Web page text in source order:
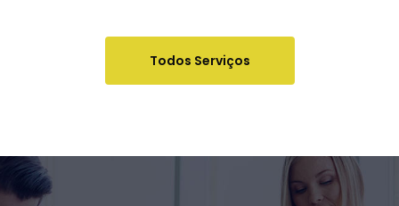
Todos Serviços